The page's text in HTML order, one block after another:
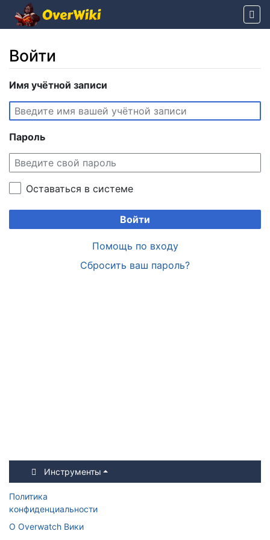
Войти
Перейти к:навигация
Имя учётной записи
Пароль
Оставаться в системе
Войти
Помощь по входу
Сбросить ваш пароль?
Инструменты
Политика
конфиденциальности
О Overwatch Вики